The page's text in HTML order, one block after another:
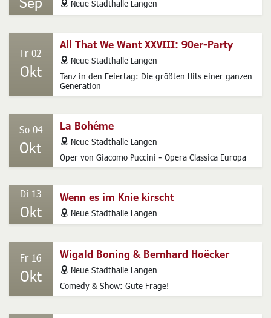
Neue Stadthalle Langen
All That We Want XXVIII: 90er-Party
Tanz in den Feiertag: Die größten Hits einer ganzen
Generation
Fr 02
Okt
address
Neue Stadthalle Langen
La Bohéme
Oper von Giacomo Puccini - Opera Classica Europa
So 04
Okt
address
Neue Stadthalle Langen
Wenn es im Knie kirscht
Di 13
Okt address
Neue Stadthalle Langen
Wigald Boning & Bernhard Hoëcker
Comedy & Show: Gute Frage!
Fr 16
Okt
address
Neue Stadthalle Langen